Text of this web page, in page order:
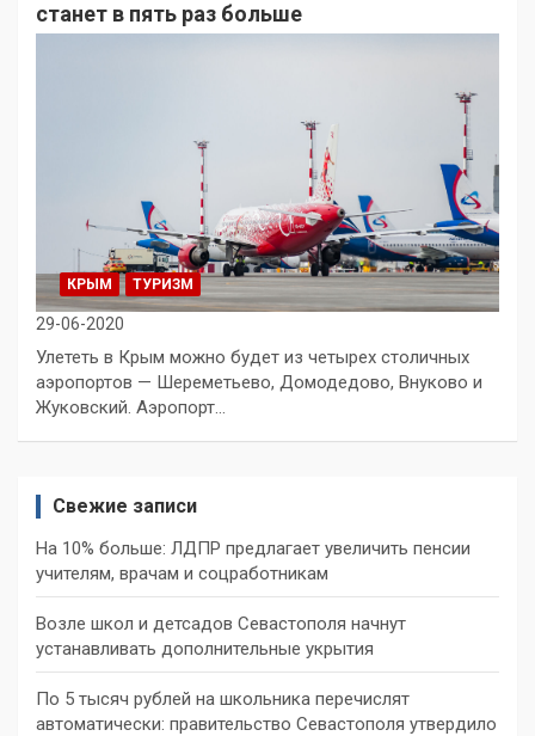
станет в пять раз больше
КРЫМ ТУРИЗМ
29-06-2020
Улететь в Крым можно будет из четырех столичных
аэропортов — Шереметьево, Домодедово, Внуково и
Жуковский. Аэропорт…
Свежие записи
На 10% больше: ЛДПР предлагает увеличить пенсии
учителям, врачам и соцработникам
Возле школ и детсадов Севастополя начнут
устанавливать дополнительные укрытия
По 5 тысяч рублей на школьника перечислят
автоматически: правительство Севастополя утвердило